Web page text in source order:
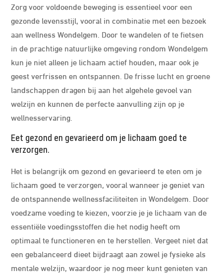
Zorg voor voldoende beweging is essentieel voor een
gezonde levensstijl, vooral in combinatie met een bezoek
aan wellness Wondelgem. Door te wandelen of te fietsen
in de prachtige natuurlijke omgeving rondom Wondelgem
kun je niet alleen je lichaam actief houden, maar ook je
geest verfrissen en ontspannen. De frisse lucht en groene
landschappen dragen bij aan het algehele gevoel van
welzijn en kunnen de perfecte aanvulling zijn op je
wellnesservaring.
Eet gezond en gevarieerd om je lichaam goed te
verzorgen.
Het is belangrijk om gezond en gevarieerd te eten om je
lichaam goed te verzorgen, vooral wanneer je geniet van
de ontspannende wellnessfaciliteiten in Wondelgem. Door
voedzame voeding te kiezen, voorzie je je lichaam van de
essentiële voedingsstoffen die het nodig heeft om
optimaal te functioneren en te herstellen. Vergeet niet dat
een gebalanceerd dieet bijdraagt aan zowel je fysieke als
mentale welzijn, waardoor je nog meer kunt genieten van